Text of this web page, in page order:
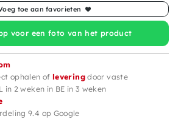
toe aan favorieten
voor een foto van het product
ophalen ofleveringdoor vaste
2 weken in BE in 3 weken
9.4 op Google